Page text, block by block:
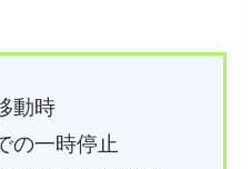
動時
の一時停止